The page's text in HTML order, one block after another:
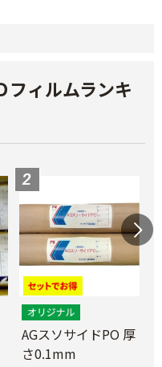
フィルムランキ
AGスソサイドPO 厚
さ0.1mm